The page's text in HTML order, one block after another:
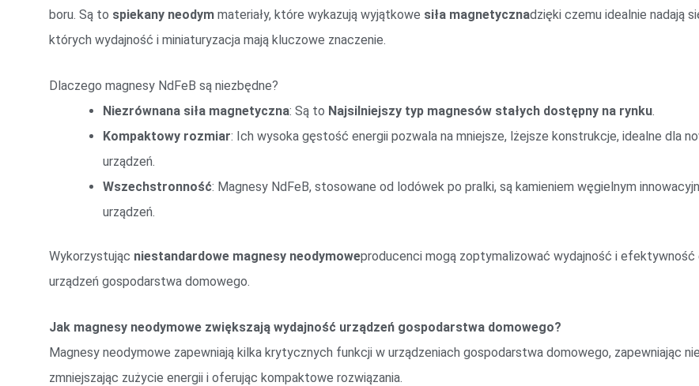
boru. Są to spiekany neodym materiały, które wykazują wyjątkowe siła magnetycznadzięki czemu idealnie nadają
których wydajność i miniaturyzacja mają kluczowe znaczenie.
Dlaczego magnesy NdFeB są niezbędne?
Niezrównana siła magnetyczna: Są to Najsilniejszy typ magnesów stałych dostępny na rynku.
Kompaktowy rozmiar: Ich wysoka gęstość energii pozwala na mniejsze, lżejsze konstrukcje, idealne dla
urządzeń.
Wszechstronność: Magnesy NdFeB, stosowane od lodówek po pralki, są kamieniem węgielnym
urządzeń.
Wykorzystując niestandardowe magnesy neodymoweproducenci mogą zoptymalizować wydajność i
urządzeń gospodarstwa domowego.
Jak magnesy neodymowe zwiększają wydajność urządzeń gospodarstwa domowego?
Magnesy neodymowe zapewniają kilka krytycznych funkcji w urządzeniach gospodarstwa domowego, zapewniając
zmniejszając zużycie energii i oferując kompaktowe rozwiązania.